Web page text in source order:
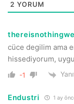
2 YORUM
cüce degilim ama
hissediyorum,
-1
Endustri 1 ay